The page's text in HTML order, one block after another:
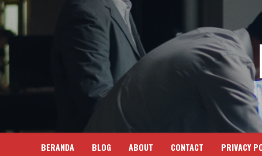
Skip
content
BERANDA BLOG ABOUT CONTACT PRIVACY